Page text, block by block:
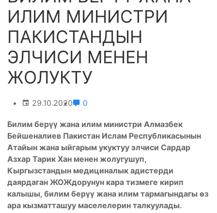
ИЛИМ МИНИСТРИ
ПАКИСТАНДЫН
ЭЛЧИСИ МЕНЕН
ЖОЛУКТУ
29.10.2020 0
Билим берүү жана илим министри Алмазбек
Бейшеналиев Пакистан Ислам Республикасынын
Атайын жана ыйгарым укуктуу элчиси Сардар
Азхар Тарик Хан менен жолугушуп,
Кыргызстандын медициналык адистерди
даярдаган ЖОЖдорунун кара тизмеге кирип
калышы, билим берүү жана илим тармагындагы өз
ара кызматташуу маселелерин талкуулады.